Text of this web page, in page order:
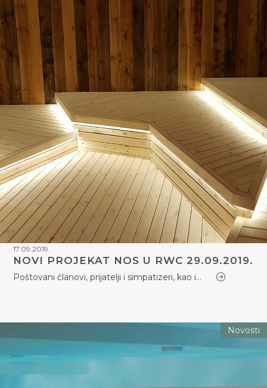
17.09.2019.
NOVI PROJEKAT NOS U RWC 29.09.2019.
Poštovani članovi, prijatelji i simpatizeri, kao i…
Novosti